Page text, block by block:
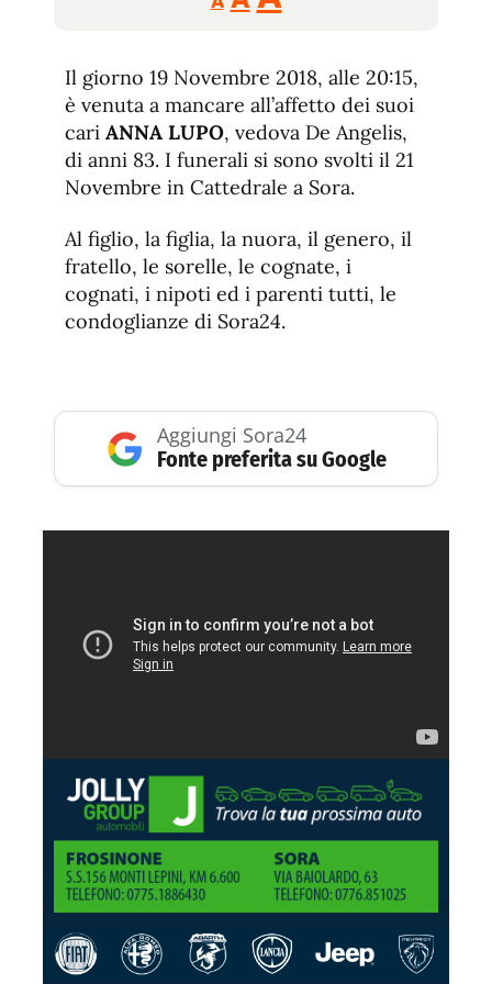
tamaño
de
fuente
de
fuente.
Il giorno 19 Novembre 2018, alle 20:15,
è venuta a mancare all’affetto dei suoi
cari ANNA LUPO, vedova De Angelis,
di anni 83. I funerali si sono svolti il 21
Novembre in Cattedrale a Sora.
Al figlio, la figlia, la nuora, il genero, il
fratello, le sorelle, le cognate, i
cognati, i nipoti ed i parenti tutti, le
condoglianze di Sora24.
Aggiungi Sora24
Fonte preferita su Google